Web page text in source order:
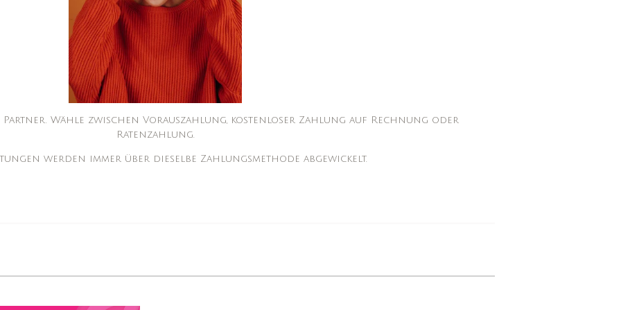
Wähle zwischen Vorauszahlung, kostenloser Zahlung auf Rechnung oder
Ratenzahlung.
werden immer über dieselbe Zahlungsmethode abgewickelt.